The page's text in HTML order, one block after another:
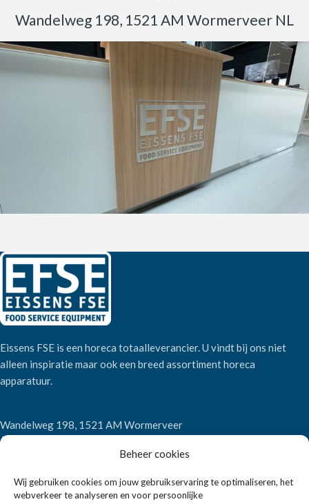
Beheer cookies
Wij gebruiken cookies om jouw gebruikservaring te optimaliseren, het
webverkeer te analyseren en voor persoonlijke
Wandelweg 198, 1521 AM Wormerveer NL
Eissens FSE is een horeca totaalleverancier. U vindt bij ons niet
alleen inspiratie maar ook een breed assortiment horeca
apparatuur.
Wandelweg 198, 1521 AM Wormerveer
verkoop@eissensfse.nl
KLANTENSERVICE